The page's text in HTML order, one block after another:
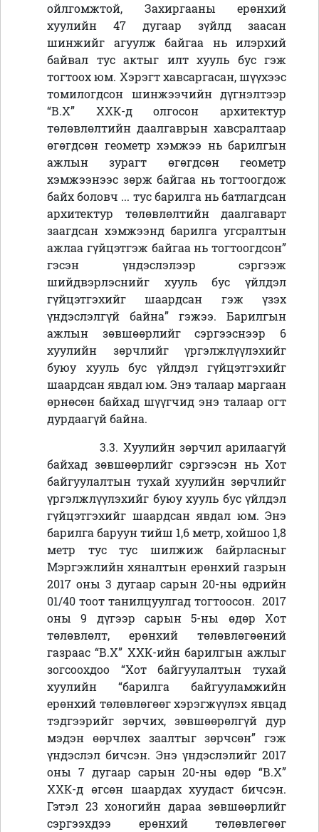
ойлгомжтой, Захиргааны ерөнхий
хуулийн 47 дугаар зүйлд заасан
шинжийг агуулж байгаа нь илэрхий
байвал тус актыг илт хууль бус гэж
тогтоох юм. Хэрэгт хавсаргасан, шүүхээс
томилогдсон шинжээчийн дүгнэлтээр
“В.Х” ХХК-д олгосон архитектур
төлөвлөлтийн даалгаврын хавсралтаар
өгөгдсөн геометр хэмжээ нь барилгын
ажлын зурагт өгөгдсөн геометр
хэмжээнээс зөрж байгаа нь тогтоогдож
байх боловч ... тус барилга нь батлагдсан
архитектур төлөвлөлтийн даалгаварт
заагдсан хэмжээнд барилга угсралтын
ажлаа гүйцэтгэж байгаа нь тогтоогдсон”
гэсэн үндэслэлээр сэргээж
шийдвэрлэснийг хууль бус үйлдэл
гүйцэтгэхийг шаардсан гэж үзэх
үндэслэлгүй байна” гэжээ. Барилгын
ажлын зөвшөөрлийг сэргээснээр 6
хуулийн зөрчлийг үргэлжлүүлэхийг
буюу хууль бус үйлдэл гүйцэтгэхийг
шаардсан явдал юм. Энэ талаар маргаан
өрнөсөн байхад шүүгчид энэ талаар огт
дурдаагүй байна.
3.3. Хуулийн зөрчил арилаагүй
байхад зөвшөөрлийг сэргээсэн нь Хот
байгуулалтын тухай хуулийн зөрчлийг
үргэлжлүүлэхийг буюу хууль бус үйлдэл
гүйцэтгэхийг шаардсан явдал юм. Энэ
барилга баруун тийш 1,6 метр, хойшоо 1,8
метр тус тус шилжиж байрласныг
Мэргэжлийн хяналтын ерөнхий газрын
2017 оны 3 дугаар сарын 20-ны өдрийн
01/40 тоот танилцуулгад тогтоосон. 2017
оны 9 дүгээр сарын 5-ны өдөр Хот
төлөвлөлт, ерөнхий төлөвлөгөөний
газраас “В.Х” ХХК-ийн барилгын ажлыг
зогсоохдоо “Хот байгуулалтын тухай
хуулийн “барилга байгууламжийн
ерөнхий төлөвлөгөөг хэрэгжүүлэх явцад
тэдгээрийг зөрчих, зөвшөөрөлгүй дур
мэдэн өөрчлөх заалтыг зөрчсөн” гэж
үндэслэл бичсэн. Энэ үндэслэлийг 2017
оны 7 дугаар сарын 20-ны өдөр “В.Х”
ХХК-д өгсөн шаардах хуудаст бичсэн.
Гэтэл 23 хоногийн дараа зөвшөөрлийг
сэргээхдээ ерөнхий төлөвлөгөөг